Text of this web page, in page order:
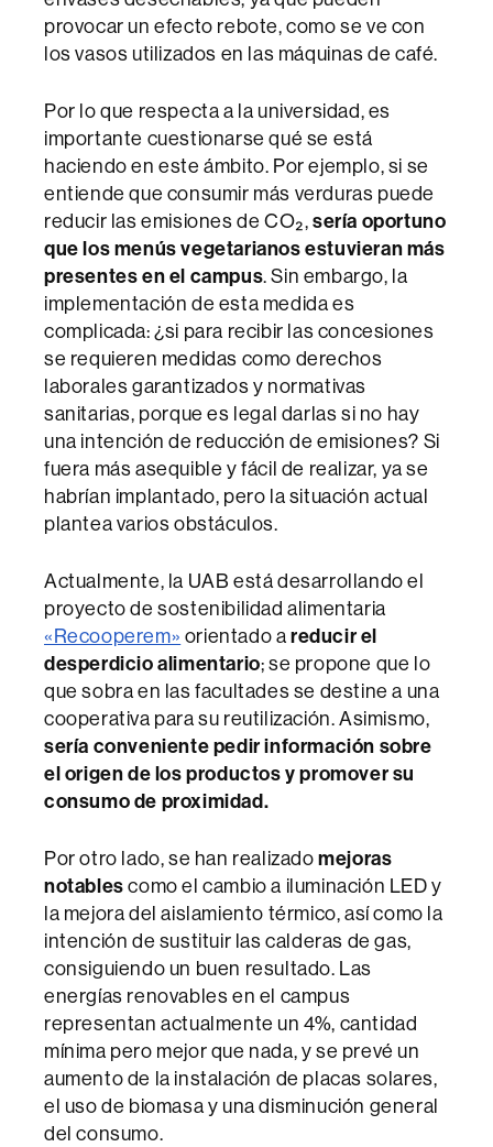
provocar un efecto rebote, como se ve con
los vasos utilizados en las máquinas de café.
Por lo que respecta a la universidad, es
importante cuestionarse qué se está
haciendo en este ámbito. Por ejemplo, si se
entiende que consumir más verduras puede
reducir las emisiones de CO₂,sería oportuno
que los menús vegetarianos estuvieran más
presentes en el campus. Sin embargo, la
implementación de esta medida es
complicada: ¿si para recibir las concesiones
se requieren medidas como derechos
laborales garantizados y normativas
sanitarias, porque es legal darlas si no hay
una intención de reducción de emisiones? Si
fuera más asequible y fácil de realizar, ya se
habrían implantado, pero la situación actual
plantea varios obstáculos.
Actualmente, la UAB está desarrollando el
proyecto de sostenibilidad alimentaria
«Recooperem» orientado areducir el
desperdicio alimentario; se propone que lo
que sobra en las facultades se destine a una
cooperativa para su reutilización. Asimismo,
sería conveniente pedir información sobre
el origen de los productos y promover su
consumo de proximidad.
Por otro lado, se han realizadomejoras
notablescomo el cambio a iluminación LED y
la mejora del aislamiento térmico, así como la
intención de sustituir las calderas de gas,
consiguiendo un buen resultado. Las
energías renovables en el campus
representan actualmente un 4%, cantidad
mínima pero mejor que nada, y se prevé un
aumento de la instalación de placas solares,
el uso de biomasa y una disminución general
del consumo.